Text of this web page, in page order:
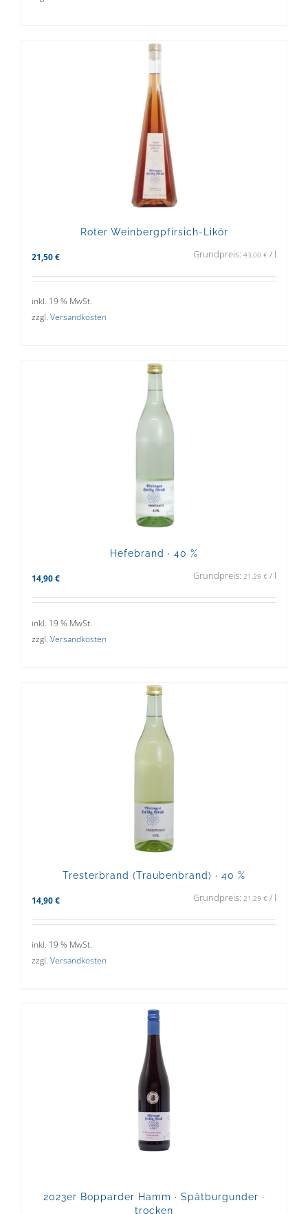
Roter Weinbergpfirsich-Likör
21,50 € Grundpreis: 43,00 € / l
inkl. 19 % MwSt.
zzgl. Versandkosten
Hefebrand · 40 %
14,90 € Grundpreis: 21,29 € / l
inkl. 19 % MwSt.
zzgl. Versandkosten
Tresterbrand (Traubenbrand) · 40 %
14,90 € Grundpreis: 21,29 € / l
inkl. 19 % MwSt.
zzgl. Versandkosten
2023er Bopparder Hamm · Spätburgunder ·
trocken